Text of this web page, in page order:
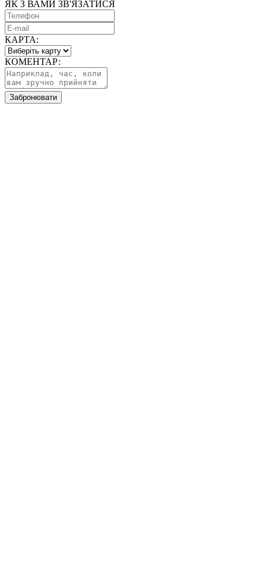
ЯК З ВАМИ ЗВ'ЯЗАТИСЯ
КАРТА:
КОМЕНТАР:
Забронювати